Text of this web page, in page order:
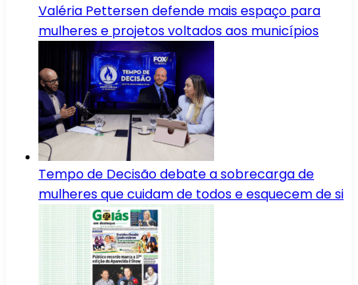
Valéria Pettersen defende mais espaço para
mulheres e projetos voltados aos municípios
Tempo de Decisão debate a sobrecarga de
mulheres que cuidam de todos e esquecem de si